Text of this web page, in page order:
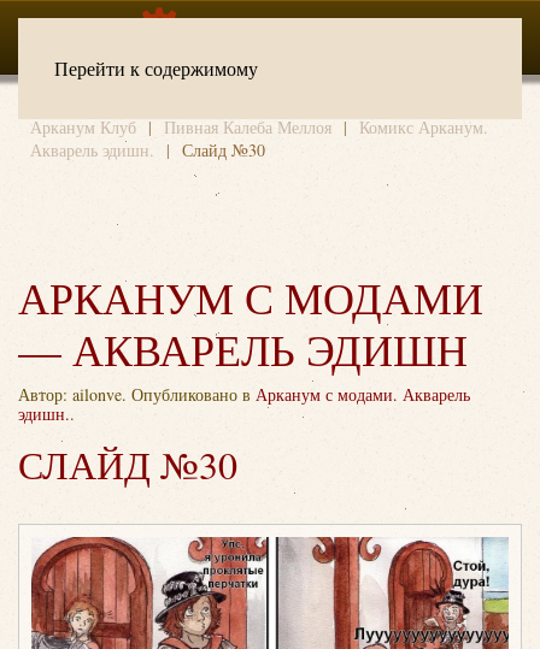
Перейти к содержимому
Арканум Клуб Пивная Калеба Меллоя
Комикс Арканум.
Акварель эдишн.
Слайд №30
АРКАНУМ С МОДАМИ
— АКВАРЕЛЬ ЭДИШН
Автор: ailonve. Опубликовано в Арканум с модами. Акварель
эдишн..
СЛАЙД №30